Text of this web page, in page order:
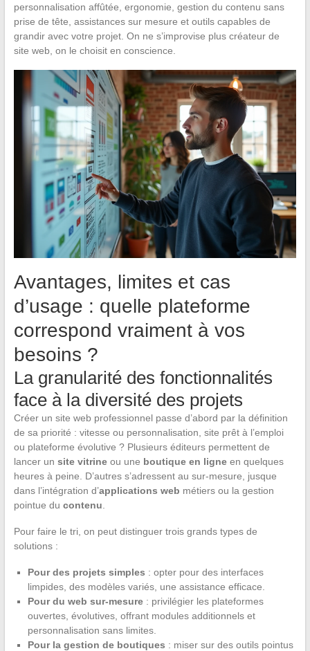
personnalisation affûtée, ergonomie, gestion du contenu sans
prise de tête, assistances sur mesure et outils capables de
grandir avec votre projet. On ne s’improvise plus créateur de
site web, on le choisit en conscience.
Avantages, limites et cas
d’usage : quelle plateforme
correspond vraiment à vos
besoins ?
La granularité des fonctionnalités
face à la diversité des projets
Créer un site web professionnel passe d’abord par la définition
de sa priorité : vitesse ou personnalisation, site prêt à l’emploi
ou plateforme évolutive ? Plusieurs éditeurs permettent de
lancer un site vitrineou une boutique en ligneen quelques
heures à peine. D’autres s’adressent au sur-mesure, jusque
dans l’intégration d’applications web métiers ou la gestion
pointue du contenu
Pour faire le tri, on peut distinguer trois grands types de
solutions :
Pour des projets simples : opter pour des interfaces
limpides, des modèles variés, une assistance efficace.
Pour du web sur-mesure: privilégier les plateformes
ouvertes, évolutives, offrant modules additionnels et
personnalisation sans limites.
Pour la gestion de boutiques : miser sur des outils pointus